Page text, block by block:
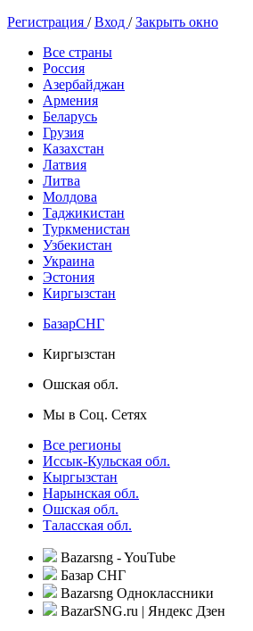
Регистрация /Вход /Закрыть окно
Все страны
Россия
Азербайджан
Армения
Беларусь
Грузия
Казахстан
Латвия
Литва
Молдова
Таджикистан
Туркменистан
Узбекистан
Украина
Эстония
Киргызстан
БазарСНГ
Киргызстан
Ошская обл.
Мы в Соц. Сетях
Все регионы
Иссык-Кульская обл.
Кыргызстан
Нарынская обл.
Ошская обл.
Таласская обл.
Bazarsng - YouTube
Базар СНГ
Bazarsng Одноклассники
BazarSNG.ru | Яндекс Дзен